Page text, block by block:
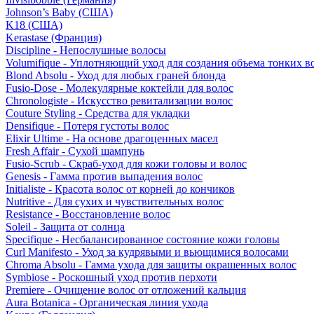
Johnson’s Baby (США)
K18 (США)
Kerastase (Франция)
Discipline - Непослушные волосы
Volumifique - Уплотняющий уход для создания объема тонких
Blond Absolu - Уход для любых граней блонда
Fusio-Dose - Молекулярные коктейли для волос
Chronologiste - Искусство ревитализации волос
Couture Styling - Средства для укладки
Densifique - Потеря густоты волос
Elixir Ultime - На основе драгоценных масел
Fresh Affair - Сухой шампунь
Fusio-Scrub - Скраб-уход для кожи головы и волос
Genesis - Гамма против выпадения волос
Initialiste - Красота волос от корней до кончиков
Nutritive - Для сухих и чувствительных волос
Resistance - Восстановление волос
Soleil - Защита от солнца
Specifique - Несбалансированное состояние кожи головы
Curl Manifesto - Уход за кудрявыми и вьющимися волосами
Chroma Absolu - Гамма ухода для защиты окрашенных волос
Symbiose - Роскошный уход против перхоти
Premiere - Очищение волос от отложений кальция
Aura Botanica - Органическая линия ухода